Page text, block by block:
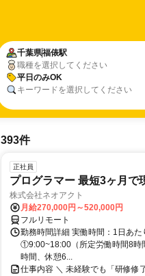
千葉県福俵駅
職種を選択してください
平日のみOK
キーワードを選択してください
393件
正社員
プログラマー 最短3ヶ月で
株式会社ネオアクト
月給270,000円～520,000円
フルリモート
勤務時間詳細 実働時間：1日あ
①9:00~18:00（所定労働時間8時
時間、休憩6...
仕事内容 ＼ 未経験でも「研修修